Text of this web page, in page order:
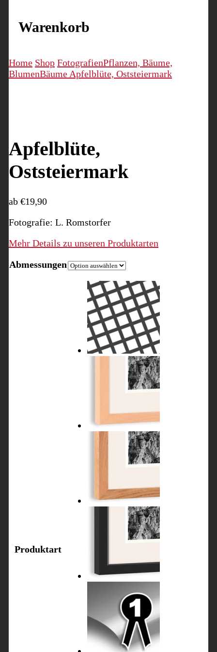
Warenkorb
Home Shop FotografienPflanzen, Bäume,
BlumenBäume Apfelblüte, Oststeiermark
Apfelblüte,
Oststeiermark
ab €19,90
Fotografie: L. Romstorfer
Mehr Details zu unseren Produktarten
Abmessungen
Produktart